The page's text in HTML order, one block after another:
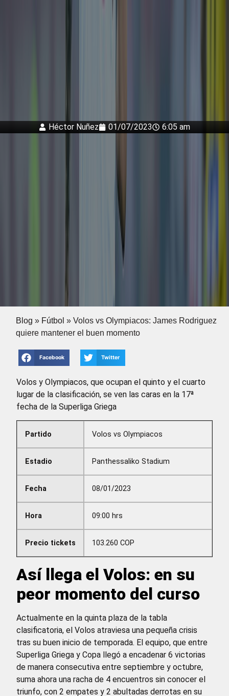
Héctor Nuñez 01/07/2023 6:05 am
Blog » Fútbol »Volos vs Olympiacos: James Rodriguez
quiere mantener el buen momento
Facebook Twitter
Volos y Olympiacos, que ocupan el quinto y el cuarto
lugar de la clasificación, se ven las caras en la 17ª
fecha de la Superliga Griega
Partido
Estadio
Fecha
Hora
Precio tickets
Volos vs Olympiacos
Panthessaliko Stadium
08/01/2023
09:00 hrs
103.260 COP
Así llega el Volos: en su
peor momento del curso
Actualmente en la quinta plaza de la tabla
clasificatoria, el Volos atraviesa una pequeña crisis
tras su buen inicio de temporada. El equipo, que entre
Superliga Griega y Copa llegó a encadenar 6 victorias
de manera consecutiva entre septiembre y octubre,
suma ahora una racha de 4 encuentros sin conocer el
triunfo, con 2 empates y 2 abultadas derrotas en su